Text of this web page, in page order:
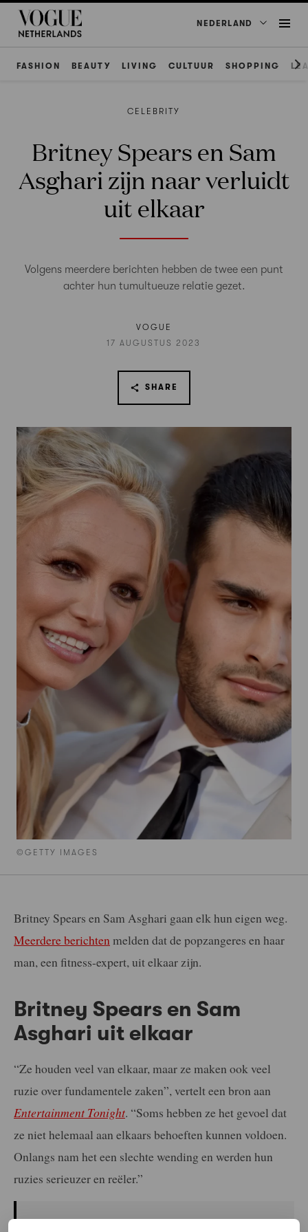
NEDERLAND
FASHION BEAUTY LIVING CULTUUR SHOPPING
©GETTY IMAGES
CELEBRITY
Britney Spears en Sam
Asghari zijn naar verluidt
uit elkaar
Volgens meerdere berichten hebben de twee een punt
achter hun tumultueuze relatie gezet.
VOGUE
17 AUGUSTUS 2023
SHARE
Britney Spears en Sam Asghari gaan elk hun eigen weg.
Meerdere berichten melden dat de popzangeres en haar
man, een fitness-expert, uit elkaar zijn.
Britney Spears en Sam
Asghari uit elkaar
“Ze houden veel van elkaar, maar ze maken ook veel
ruzie over fundamentele zaken”, vertelt een bron aan
Entertainment Tonight. “Soms hebben ze het gevoel dat
ze niet helemaal aan elkaars behoeften kunnen voldoen.
Onlangs nam het een slechte wending en werden hun
ruzies serieuzer en reëler.”